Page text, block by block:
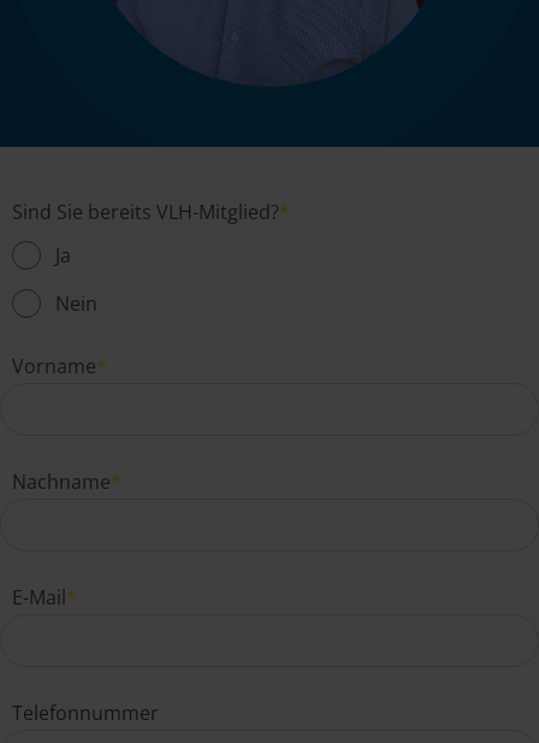
Sind Sie bereits VLH-Mitglied?*
Ja
Nein
Vorname*
Nachname*
E-Mail*
Telefonnummer